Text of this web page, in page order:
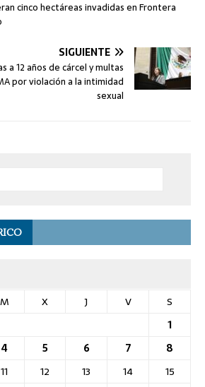
cinco hectáreas invadidas en Frontera
SIGUIENTE
a 12 años de cárcel y multas
por violación a la intimidad
sexual
M X J V
S
1
4 5 6 7
8
11 12 13 14
15